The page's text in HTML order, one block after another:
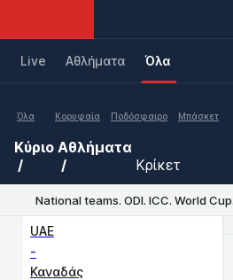
Live Aθλήματα Όλα
Όλα Κορυφαία Ποδόσφαιρο Μπάσκετ
Κύριο Αθλήματα
Κρίκετ
National teams. ODI. ICC. World
UAE
-
Καναδάς